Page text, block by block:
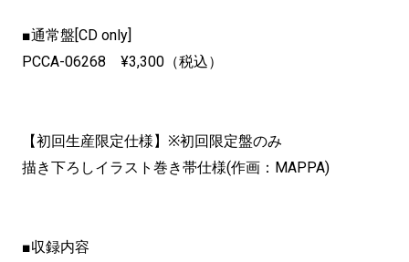
■通常盤[CD only]
PCCA-06268 ¥3,300（税込）
【初回生産限定仕様】※初回限定盤のみ
描き下ろしイラスト巻き帯仕様(作画：MAPPA)
■収録内容